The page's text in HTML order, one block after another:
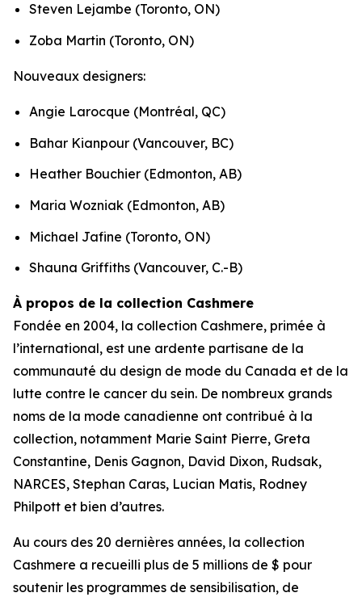
Steven Lejambe (Toronto, ON)
Zoba Martin (Toronto, ON)
Nouveaux designers:
Angie Larocque (Montréal, QC)
Bahar Kianpour (Vancouver, BC)
Heather Bouchier (Edmonton, AB)
Maria Wozniak (Edmonton, AB)
Michael Jafine (Toronto, ON)
Shauna Griffiths (Vancouver, C.-B)
À propos de la collection Cashmere
Fondée en 2004, la collection Cashmere, primée à
l’international, est une ardente partisane de la
communauté du design de mode du Canada et de la
lutte contre le cancer du sein. De nombreux grands
noms de la mode canadienne ont contribué à la
collection, notamment Marie Saint Pierre, Greta
Constantine, Denis Gagnon, David Dixon, Rudsak,
NARCES, Stephan Caras, Lucian Matis, Rodney
Philpott et bien d’autres.
Au cours des 20 dernières années, la collection
Cashmere a recueilli plus de 5 millions de $ pour
soutenir les programmes de sensibilisation, de